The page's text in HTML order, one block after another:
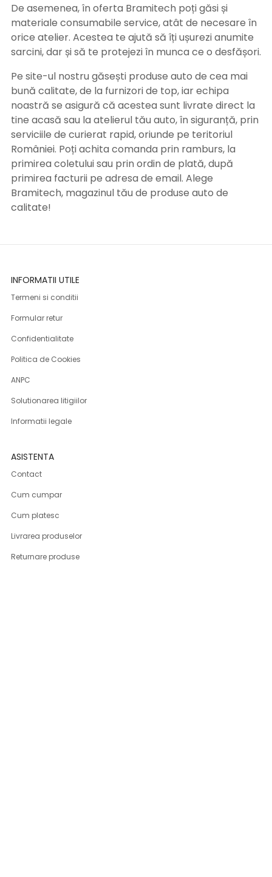
De asemenea, în oferta Bramitech poți găsi și
materiale consumabile service, atât de necesare în
orice atelier. Acestea te ajută să îți ușurezi anumite
sarcini, dar și să te protejezi în munca ce o desfășori.
Pe site-ul nostru găsești produse auto de cea mai
bună calitate, de la furnizori de top, iar echipa
noastră se asigură că acestea sunt livrate direct la
tine acasă sau la atelierul tău auto, în siguranță, prin
serviciile de curierat rapid, oriunde pe teritoriul
României. Poți achita comanda prin ramburs, la
primirea coletului sau prin ordin de plată, după
primirea facturii pe adresa de email. Alege
Bramitech, magazinul tău de produse auto de
calitate!
INFORMATII UTILE
Termeni si conditii
Formular retur
Confidentialitate
Politica de Cookies
ANPC
Solutionarea litigiilor
Informatii legale
ASISTENTA
Contact
Cum cumpar
Cum platesc
Livrarea produselor
Returnare produse